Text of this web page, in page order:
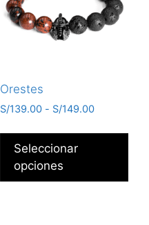
Orestes
S/139.00 - S/149.00
Seleccionar
opciones